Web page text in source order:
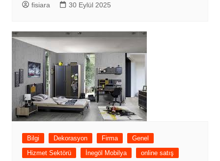
fisiara 30 Eylül 2025
Bilgi Dekorasyon Firma
Genel
Hizmet Sektörü
İnegöl Mobilya online satış